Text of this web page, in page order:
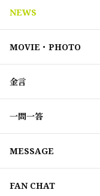
NEWS
MOVIE・PHOTO
金言
一問一答
MESSAGE
FAN CHAT